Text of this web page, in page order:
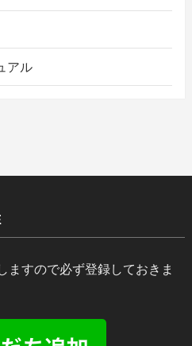
アル
ますので必ず登録しておきま